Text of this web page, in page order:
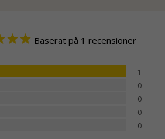
Baserat på 1 recensioner
1
0
0
0
0